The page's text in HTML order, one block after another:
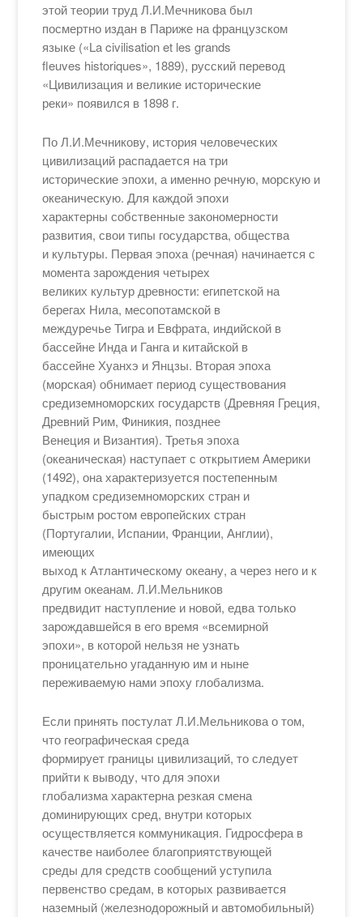
этой теории труд Л.И.Мечникова был
посмертно издан в Париже на французском
языке («La civilisation et les grands
fleuves historiques», 1889), русский перевод
«Цивилизация и великие исторические
реки» появился в 1898 г.
По Л.И.Мечникову, история человеческих
цивилизаций распадается на три
исторические эпохи, а именно речную, морскую и
океаническую. Для каждой эпохи
характерны собственные закономерности
развития, свои типы государства, общества
и культуры. Первая эпоха (речная) начинается с
момента зарождения четырех
великих культур древности: египетской на
берегах Нила, месопотамской в
междуречье Тигра и Евфрата, индийской в
бассейне Инда и Ганга и китайской в
бассейне Хуанхэ и Янцзы. Вторая эпоха
(морская) обнимает период существования
средиземноморских государств (Древняя Греция,
Древний Рим, Финикия, позднее
Венеция и Византия). Третья эпоха
(океаническая) наступает с открытием Америки
(1492), она характеризуется постепенным
упадком средиземноморских стран и
быстрым ростом европейских стран
(Португалии, Испании, Франции, Англии),
имеющих
выход к Атлантическому океану, а через него и к
другим океанам. Л.И.Мельников
предвидит наступление и новой, едва только
зарождавшейся в его время «всемирной
эпохи», в которой нельзя не узнать
проницательно угаданную им и ныне
переживаемую нами эпоху глобализма.
Если принять постулат Л.И.Мельникова о том,
что географическая среда
формирует границы цивилизаций, то следует
прийти к выводу, что для эпохи
глобализма характерна резкая смена
доминирующих сред, внутри которых
осуществляется коммуникация. Гидросфера в
качестве наиболее благоприятствующей
среды для средств сообщений уступила
первенство средам, в которых развивается
наземный (железнодорожный и автомобильный)